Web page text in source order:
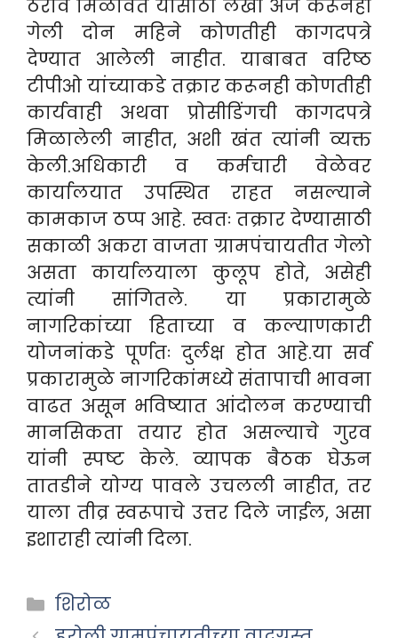
ठराव मिळावेत यासाठी लेखी अर्ज करूनही
गेली दोन महिने कोणतीही कागदपत्रे
देण्यात आलेली नाहीत. याबाबत वरिष्ठ
टीपीओ यांच्याकडे तक्रार करूनही कोणतीही
कार्यवाही अथवा प्रोसीडिंगची कागदपत्रे
मिळालेली नाहीत, अशी खंत त्यांनी व्यक्त
केली.अधिकारी व कर्मचारी वेळेवर
कार्यालयात उपस्थित राहत नसल्याने
कामकाज ठप्प आहे. स्वतः तक्रार देण्यासाठी
सकाळी अकरा वाजता ग्रामपंचायतीत गेलो
असता कार्यालयाला कुलूप होते, असेही
त्यांनी सांगितले. या प्रकारामुळे
नागरिकांच्या हिताच्या व कल्याणकारी
योजनांकडे पूर्णतः दुर्लक्ष होत आहे.या सर्व
प्रकारामुळे नागरिकांमध्ये संतापाची भावना
वाढत असून भविष्यात आंदोलन करण्याची
मानसिकता तयार होत असल्याचे गुरव
यांनी स्पष्ट केले. व्यापक बैठक घेऊन
तातडीने योग्य पावले उचलली नाहीत, तर
याला तीव्र स्वरूपाचे उत्तर दिले जाईल, असा
इशाराही त्यांनी दिला.
Categories
शिरोळ